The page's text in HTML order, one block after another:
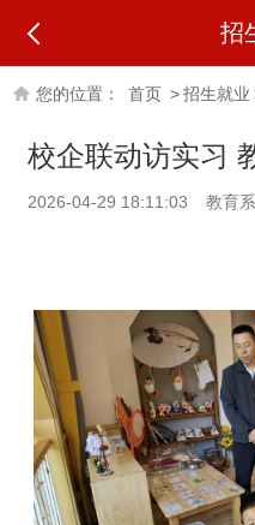
招
您的位置： 首页 >招生就业
校企联动访实习
2026-04-29 18:11:03 教育系